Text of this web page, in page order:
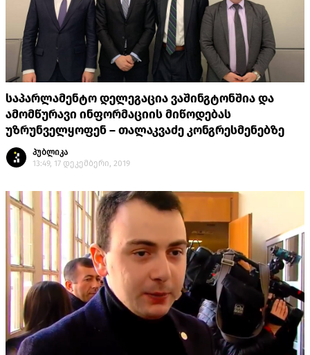
საპარლამენტო დელეგაცია ვაშინგტონშია და
ამომწურავი ინფორმაციის მიწოდებას
უზრუნველყოფენ – თალაკვაძე კონგრესმენებზე
პუბლიკა
13:49, 17 დეკემბერი, 2019